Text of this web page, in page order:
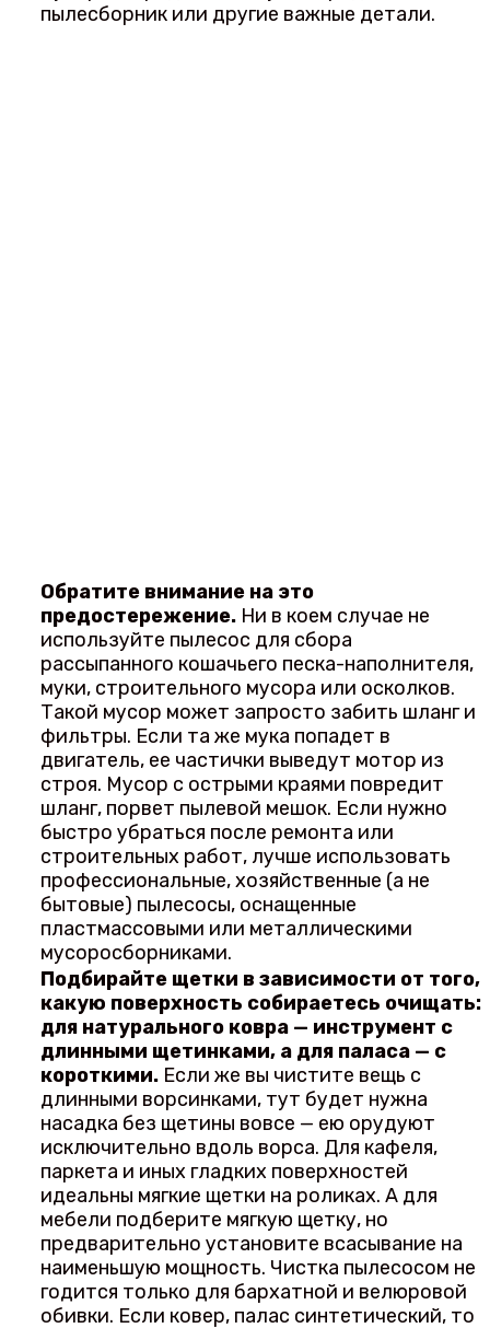
пылесборник или другие важные детали.
Обратите внимание на это
предостережение.Ни в коем случае не
используйте пылесос для сбора
рассыпанного кошачьего песка-наполнителя,
муки, строительного мусора или осколков.
Такой мусор может запросто забить шланг и
фильтры. Если та же мука попадет в
двигатель, ее частички выведут мотор из
строя. Мусор с острыми краями повредит
шланг, порвет пылевой мешок. Если нужно
быстро убраться после ремонта или
строительных работ, лучше использовать
профессиональные, хозяйственные (а не
бытовые) пылесосы, оснащенные
пластмассовыми или металлическими
мусоросборниками.
Подбирайте щетки в зависимости от того,
какую поверхность собираетесь очищать:
для натурального ковра — инструмент с
длинными щетинками, а для паласа — с
короткими. Если же вы чистите вещь с
длинными ворсинками, тут будет нужна
насадка без щетины вовсе — ею орудуют
исключительно вдоль ворса. Для кафеля,
паркета и иных гладких поверхностей
идеальны мягкие щетки на роликах. А для
мебели подберите мягкую щетку, но
предварительно установите всасывание на
наименьшую мощность. Чистка пылесосом не
годится только для бархатной и велюровой
обивки. Если ковер, палас синтетический, то